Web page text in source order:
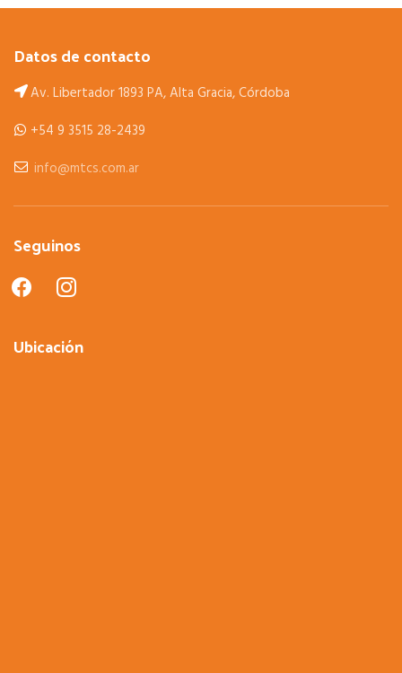
Datos de contacto
Av. Libertador 1893 PA, Alta Gracia, Córdoba
+54 9 3515 28-2439
info@mtcs.com.ar
Seguinos
facebookinstagram
Ubicación